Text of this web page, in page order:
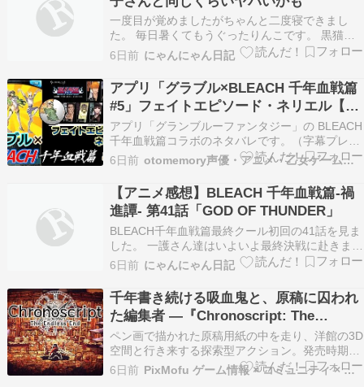
一度目が覚めましたがちゃんと二度寝できまし
た。 毎日暑くてもうぐったりんこです。 黒猫と
魔女の教室（16話）はイオさん回です。 人を助
けようとする心がけは見習いたいかも。 ここは俺
に任せて先に行け（４話）も見ます。 これがニワ
トリファイターの２期なのかも。 才女のお世話
（４話）…
6日前 にゃんにゃん日記
アプリ「グラブル×BLEACH 千年血戦篇
#5」フェイトエピソード・ネリエル【コ
ラボイベント】（字幕プレイ動画あり）
アプリ「グランブルーファンタジー」の BLEACH
千年血戦篇コラボのネタバレです。（字幕プレイ
動画あり） 続きを読む
6日前 otomemory声優・アニメ・乙女ゲームまとめ
【アニメ感想】BLEACH 千年血戦篇-禍
進譚- 第41話「GOD OF THUNDER」
BLEACH千年血戦篇最終クール初回の41話を見ま
した。 一護さん達はいよいよ最終決戦に赴きます
が…… 浦原さんって色んな意味で底が知れない人
です。【内容】 一護がユーハバッハを切断するの
は、ユーハバッハにとっては良い夢で、彼には全
てが見えているみたいです。 ユーハバッハが
「誰…
6日前 にゃんにゃん日記
千年書き続ける吸血鬼と、原稿に囚われ
た編集者 ―『Chronoscript: The
Endless End』2026年秋発売
ペン画で描かれた原稿用紙の中を走り、洋館の3D
空間と行き来する探索型アクション。発売時期が
2026年秋に固まり、二人の主要人物の姿と豪華な
制作陣も明らかになってるにゃ。
6日前 PixMofu ゲーム情報 × コミュニティ × 自作アプリ